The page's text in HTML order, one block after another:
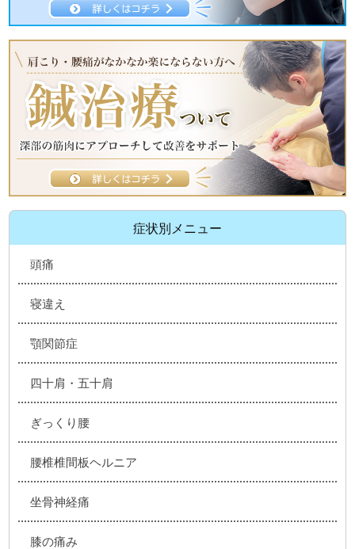
症状別メニュー
頭痛
寝違え
顎関節症
四十肩・五十肩
ぎっくり腰
腰椎椎間板ヘルニア
坐骨神経痛
膝の痛み